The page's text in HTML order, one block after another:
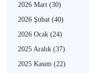
2026 Mart (30)
2026 Şubat (40)
2026 Ocak (24)
2025 Aralık (37)
2025 Kasım (22)